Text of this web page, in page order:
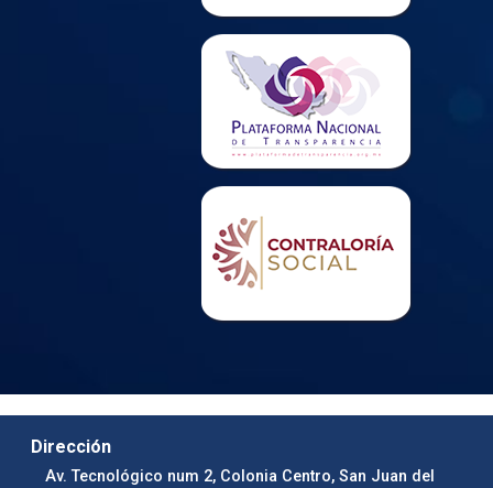
Dirección
Av. Tecnológico num 2, Colonia Centro, San Juan del